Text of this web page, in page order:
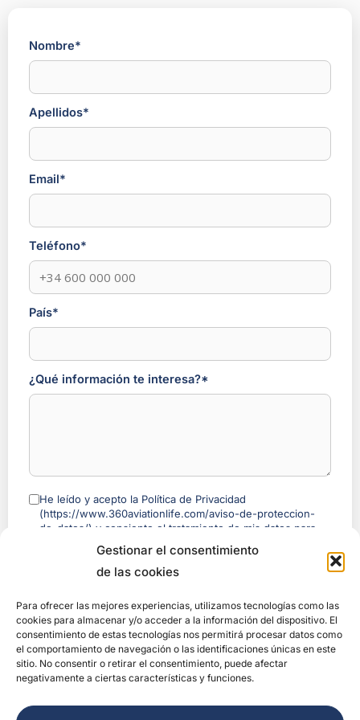
Gestionar el consentimiento
de las cookies
Para ofrecer las mejores experiencias, utilizamos tecnologías como las
cookies para almacenar y/o acceder a la información del dispositivo. El
consentimiento de estas tecnologías nos permitirá procesar datos como
el comportamiento de navegación o las identificaciones únicas en este
sitio. No consentir o retirar el consentimiento, puede afectar
negativamente a ciertas características y funciones.
Nombre*
Apellidos*
Email*
Teléfono*
País*
¿Qué información te interesa?*
He leído y acepto la Política de Privacidad
(https://www.360aviationlife.com/aviso-de-proteccion-
de-datos/) y consiento el tratamiento de mis datos para
recibir la información solicitada.
embajador 360, trataremos ese dato para atribuirle la
incluso antes de que completes tu compra— (nombre abreviado y
estado, nunca tu email completo ni tu teléfono). Base jurídica:
interés legítimo (art. 6.1.f RGPD).
Puedes oponerte en cualquier momento, sin que esto afecte a tu
solicitud ni a tu compra
, escribiendo a
privacy@360aviationlife.com. Más información: